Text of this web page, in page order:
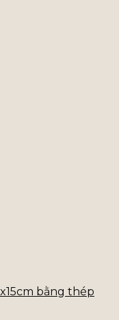
bằng thép